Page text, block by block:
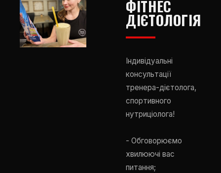
ФІТНЕС
ДІЄТОЛОГІЯ
Індивідуальні
консультації
тренера-дієтолога,
спортивного
нутриціолога!
- Обговорюємо
хвилюючі вас
питання;